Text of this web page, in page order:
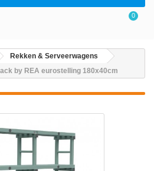
0
Rekken & Serveerwagens
by REA eurostelling 180x40cm